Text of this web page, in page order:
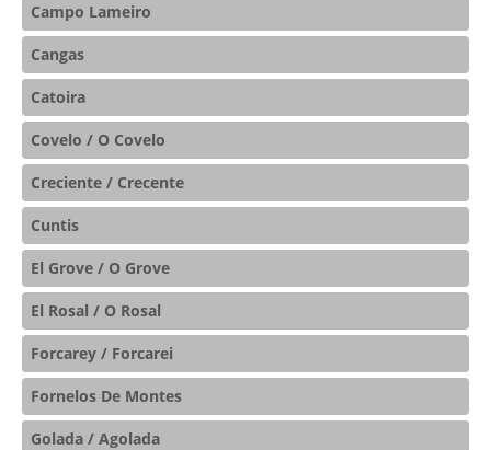
Campo Lameiro
Cangas
Catoira
Covelo / O Covelo
Creciente / Crecente
Cuntis
El Grove / O Grove
El Rosal / O Rosal
Forcarey / Forcarei
Fornelos De Montes
Golada / Agolada